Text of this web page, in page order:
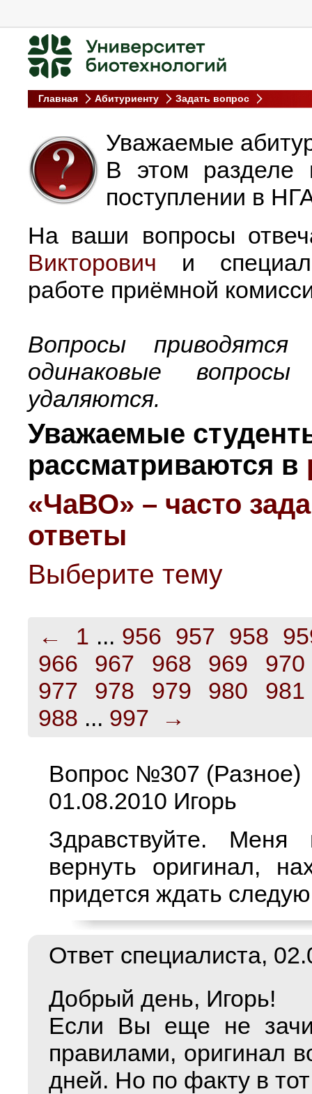
Главная Абитуриенту Задать вопрос
Уважаемые
В этом разделе
поступлении в
На ваши вопросы
Викторович и
работе приёмной
Вопросы
одинаковые
удаляются.
Уважаемые
рассматриваются в
«ЧаВО» – часто
ответы
Выберите тему
← 1 ... 956 957 958
966
967 968 969
970
977
978 979 980
981
988 ... 997 →
Вопрос №307 (Разное)
01.08.2010 Игорь
Здравствуйте.
вернуть оригинал,
придется ждать
Ответ специалиста,
Добрый день, Игорь!
Если Вы еще не
правилами, оригинал
дней. Но по факту в